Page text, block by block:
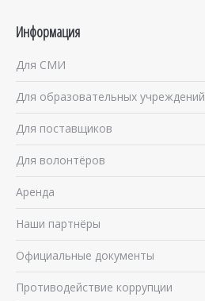
Информация
Для СМИ
Для образовательных учреждений
Для поставщиков
Для волонтёров
Аренда
Наши партнёры
Официальные документы
Противодействие коррупции